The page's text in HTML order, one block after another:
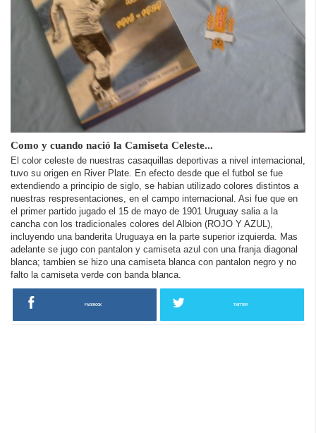
Como y cuando nació la Camiseta Celeste...
El color celeste de nuestras casaquillas deportivas a nivel internacional,
tuvo su origen en River Plate. En efecto desde que el futbol se fue
extendiendo a principio de siglo, se habian utilizado colores distintos a
nuestras respresentaciones, en el campo internacional. Asi fue que en
el primer partido jugado el 15 de mayo de 1901 Uruguay salia a la
cancha con los tradicionales colores del Albion (ROJO Y AZUL),
incluyendo una banderita Uruguaya en la parte superior izquierda. Mas
adelante se jugo con pantalon y camiseta azul con una franja diagonal
blanca; tambien se hizo una camiseta blanca con pantalon negro y no
falto la camiseta verde con banda blanca.
FACEBOOK TWITTER